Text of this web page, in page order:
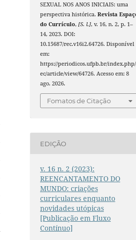
SEXUAL NOS ANOS INICIAIS: uma
perspectiva histórica.Revista
do Currículo,[S. l.], v. 16, n. 2, p. 1–
14, 2023. DOI:
10.15687/rec.v16i2.64726. Disponível
em:
https://periodicos.ufpb.br/
ec/article/view/64726. Acesso em: 8
ago. 2026.
Fomatos de Citação
EDIÇÃO
v. 16 n. 2 (2023):
REENCANTAMENTO DO
MUNDO: criações
curriculares enquanto
novidades utópicas
[Publicação em Fluxo
Contínuo]